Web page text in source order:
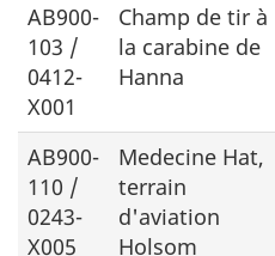
AB900-
103 /
0412-
X001
Champ de tir à
la carabine de
Hanna
AB900-
110 /
0243-
X005
Medecine Hat,
terrain
d'aviation
Holsom